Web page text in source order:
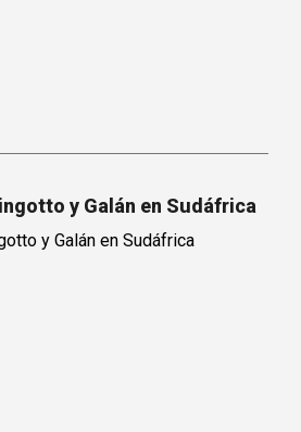
y Galán en Sudáfrica